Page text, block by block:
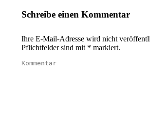
Schreibe einen Kommentar
Ihre E-Mail-Adresse wird nicht
Pflichtfelder sind mit * markiert.
Kommentar